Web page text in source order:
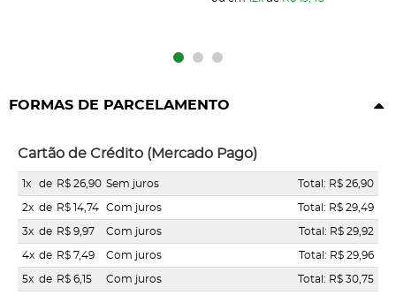
FORMAS DE PARCELAMENTO
Cartão de Crédito (Mercado Pago)
1x de R$ 26,90 Sem juros Total: R$ 26,90
2x de R$ 14,74 Com juros Total: R$ 29,49
3x de R$ 9,97 Com juros Total: R$ 29,92
4x de R$ 7,49 Com juros Total: R$ 29,96
5x de R$ 6,15 Com juros Total: R$ 30,75